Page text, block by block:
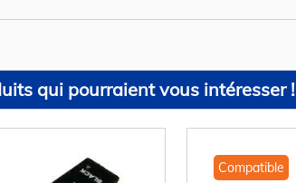
qui pourraient vous intéresser !
Compatible